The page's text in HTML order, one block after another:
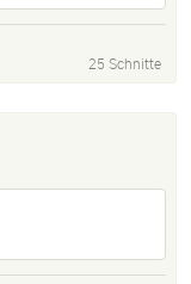
25 Schnitte